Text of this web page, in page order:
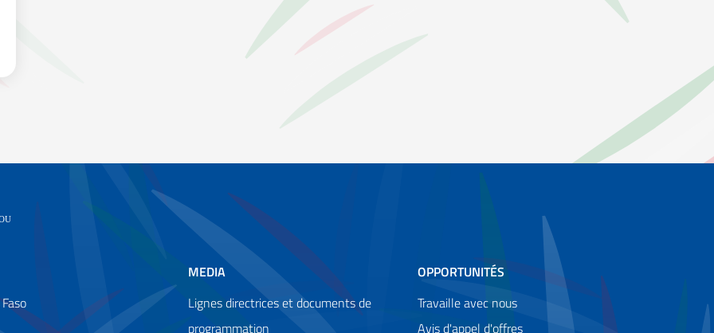
MEDIA
Lignes directrices et documents de
programmation
OPPORTUNITÉS
Travaille avec nous
Avis d'appel d'offres